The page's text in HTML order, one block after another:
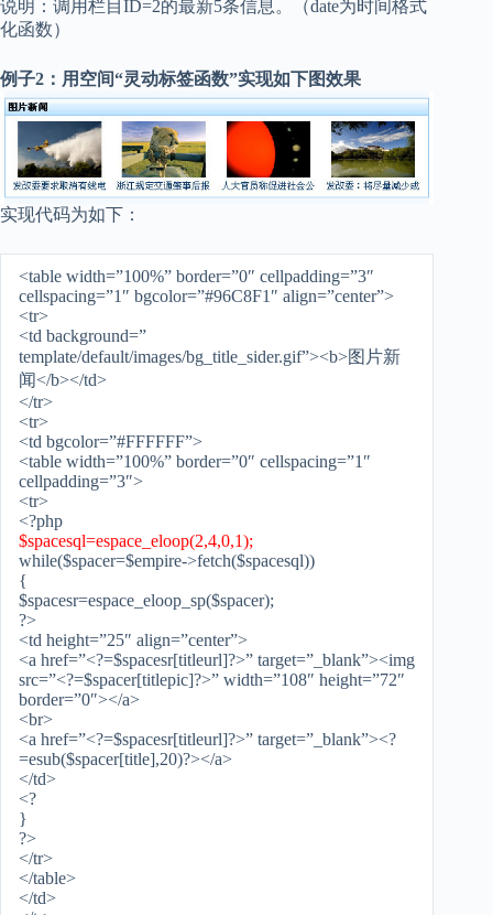
说明：调用栏目ID=2的最新5条信息。（date为时间格式
化函数）
例子2：用空间“灵动标签函数”实现如下图效果
实现代码为如下：
<table width=”100%” border=”0″ cellpadding=”3″
cellspacing=”1″ bgcolor=”#96C8F1″ align=”center”>
<tr>
<td background=”
template/default/images/bg_title_sider.gif”><b>图片新
闻</b></td>
</tr>
<tr>
<td bgcolor=”#FFFFFF”>
<table width=”100%” border=”0″ cellspacing=”1″
cellpadding=”3″>
<tr>
<?php
$spacesql=espace_eloop(2,4,0,1);
while($spacer=$empire->fetch($spacesql))
{
$spacesr=espace_eloop_sp($spacer);
?>
<td height=”25″ align=”center”>
<a href=”<?=$spacesr[titleurl]?>” target=”_blank”><img
src=”<?=$spacer[titlepic]?>” width=”108″ height=”72″
border=”0″></a>
<br>
<a href=”<?=$spacesr[titleurl]?>” target=”_blank”><?
=esub($spacer[title],20)?></a>
</td>
<?
}
?>
</tr>
</table>
</td>